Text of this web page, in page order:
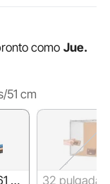
como Jue.
51 cm
c
32